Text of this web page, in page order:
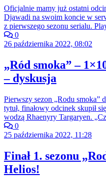
Oficjalnie mamy już ostatni
Djawadi na swoim koncie w
z pierwszego sezonu serialu.
0
26 października 2022, 08:02
„Ród smoka” –
– dyskusja
Pierwszy sezon „Rodu smoka”
tytuł, finałowy odcinek skupił
wodzą Rhaenyry Targaryen.
0
25 października 2022, 11:28
Finał 1. sezonu
Helios!